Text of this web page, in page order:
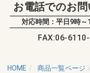
お電話でのお
対応時間：平日9時
FAX:06-6110-
HOME 商品一覧ページ